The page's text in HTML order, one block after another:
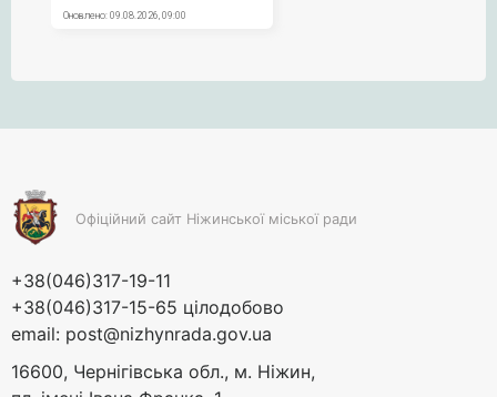
Офіційний сайт Ніжинської міської ради
+38(046)317-19-11
+38(046)317-15-65 цілодобово
email: post@nizhynrada.gov.ua
16600, Чернігівська обл., м. Ніжин,